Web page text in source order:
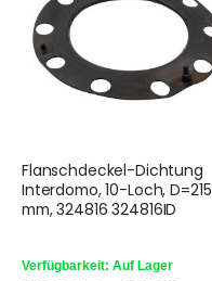
Flanschdeckel-Dichtung
Interdomo, 10-Loch, D=215
mm, 324816 324816ID
Verfügbarkeit: Auf Lager